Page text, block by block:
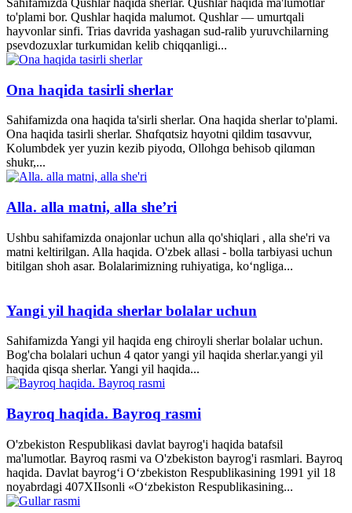
Sahifamizda Qushlar haqida sherlar. Qushlar haqida ma'lumotlar
to'plami bor. Qushlar haqida malumot. Qushlar — umurtqali
hayvonlar sinfi. Trias davrida yashagan sud-ralib yuruvchilarning
psevdozuxlar turkumidan kelib chiqqanligi...
Ona haqida tasirli sherlar
Sahifamizda ona haqida ta'sirli sherlar. Ona haqida sherlar to'plami.
Ona haqida tasirli sherlar. Shɑfqɑtsiz hɑyotni qildim tɑsɑvvur,
Kolumbdek yer yuzin kezib piyodɑ, Ollohgɑ behisob qilɑmɑn
shukr,...
Alla. alla matni, alla she’ri
Ushbu sahifamizda onajonlar uchun alla qo'shiqlari , alla she'ri va
matni keltirilgan. Alla haqida. O'zbek allasi - bolla tarbiyasi uchun
bitilgan shoh asar. Bolalarimizning ruhiyatiga, ko‘ngliga...
Yangi yil haqida sherlar bolalar uchun
Sahifamizda Yangi yil haqida eng chiroyli sherlar bolalar uchun.
Bog'cha bolalari uchun 4 qator yangi yil haqida sherlar.yangi yil
haqida qisqa sherlar. Yangi yil haqida...
Bayroq haqida. Bayroq rasmi
O'zbekiston Respublikasi davlat bayrog'i haqida batafsil
ma'lumotlar. Bayroq rasmi va O'zbekiston bayrog'i rasmlari. Bayroq
haqida. Davlat bayrog‘i O‘zbekiston Respublikasining 1991 yil 18
noyabrdagi 407­XII­sonli «O‘zbekiston Respublikasining...